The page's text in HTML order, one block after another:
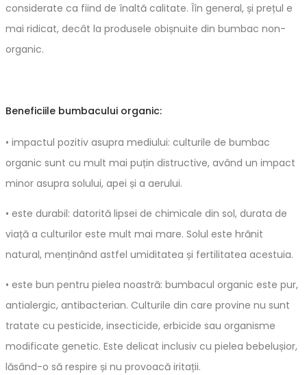
considerate ca fiind de înaltă calitate. Îîn general, și prețul e
mai ridicat, decât la produsele obișnuite din bumbac non-
organic.
Beneficiile bumbacului organic:
• impactul pozitiv asupra mediului: culturile de bumbac
organic sunt cu mult mai puțin distructive, având un impact
minor asupra solului, apei și a aerului.
• este durabil: datorită lipsei de chimicale din sol, durata de
viață a culturilor este mult mai mare. Solul este hrănit
natural, menținând astfel umiditatea și fertilitatea acestuia.
• este bun pentru pielea noastră: bumbacul organic este pur,
antialergic, antibacterian. Culturile din care provine nu sunt
tratate cu pesticide, insecticide, erbicide sau organisme
modificate genetic. Este delicat inclusiv cu pielea bebelușior,
lăsând-o să respire și nu provoacă iritații.